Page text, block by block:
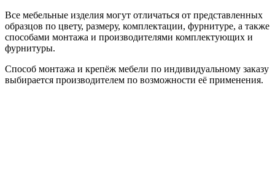
Все мебельные изделия могут отличаться от представленных
образцов по цвету, размеру, комплектации, фурнитуре, а также
способами монтажа и производителями комплектующих и
фурнитуры.
Способ монтажа и крепёж мебели по индивидуальному заказу
выбирается производителем по возможности её применения.